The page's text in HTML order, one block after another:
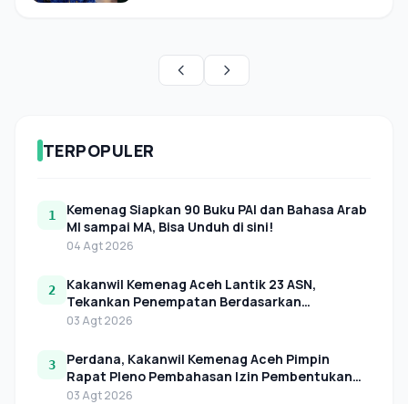
TERPOPULER
1
Kemenag Siapkan 90 Buku PAI dan Bahasa Arab
MI sampai MA, Bisa Unduh di sini!
04 Agt 2026
2
Kakanwil Kemenag Aceh Lantik 23 ASN,
Tekankan Penempatan Berdasarkan
Kebutuhan Organisasi
03 Agt 2026
3
Perdana, Kakanwil Kemenag Aceh Pimpin
Rapat Pleno Pembahasan Izin Pembentukan
LAZNAS Perwakilan di Aceh
03 Agt 2026